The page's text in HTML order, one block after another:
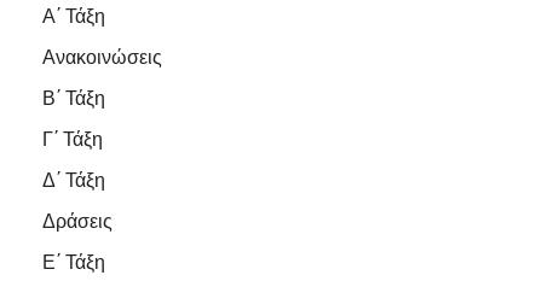
Α΄ Τάξη
Ανακοινώσεις
Β΄ Τάξη
Γ΄ Τάξη
Δ΄ Τάξη
Δράσεις
Ε΄ Τάξη